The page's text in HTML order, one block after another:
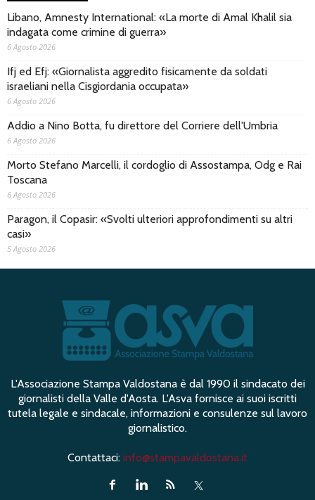
Libano, Amnesty International: «La morte di Amal Khalil sia
indagata come crimine di guerra»
6 Agosto 2026
Ifj ed Efj: «Giornalista aggredito fisicamente da soldati
israeliani nella Cisgiordania occupata»
6 Agosto 2026
Addio a Nino Botta, fu direttore del Corriere dell'Umbria
6 Agosto 2026
Morto Stefano Marcelli, il cordoglio di Assostampa, Odg e Rai
Toscana
6 Agosto 2026
Paragon, il Copasir: «Svolti ulteriori approfondimenti su altri
casi»
5 Agosto 2026
L'Associazione Stampa Valdostana è dal 1990 il sindacato dei
giornalisti della Valle d'Aosta. L'Asva fornisce ai suoi iscritti
tutela legale e sindacale, informazioni e consulenze sul lavoro
giornalistico.
Contattaci: info@stampavaldostana.it